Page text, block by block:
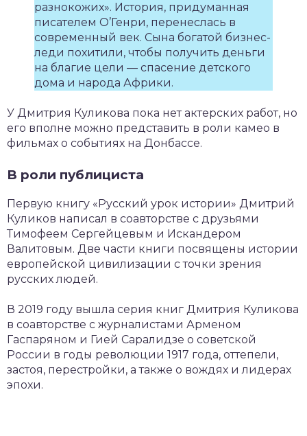
разнокожих». История, придуманная
писателем О’Генри, перенеслась в
современный век. Сына богатой бизнес-
леди похитили, чтобы получить деньги
на благие цели — спасение детского
дома и народа Африки.
У Дмитрия Куликова пока нет актерских работ, но
его вполне можно представить в роли камео в
фильмах о событиях на Донбассе.
В роли публициста
Первую книгу «Русский урок истории» Дмитрий
Куликов написал в соавторстве с друзьями
Тимофеем Сергейцевым и Искандером
Валитовым. Две части книги посвящены истории
европейской цивилизации с точки зрения
русских людей.
В 2019 году вышла серия книг Дмитрия Куликова
в соавторстве с журналистами Арменом
Гаспаряном и Гией Саралидзе о советской
России в годы революции 1917 года, оттепели,
застоя, перестройки, а также о вождях и лидерах
эпохи.